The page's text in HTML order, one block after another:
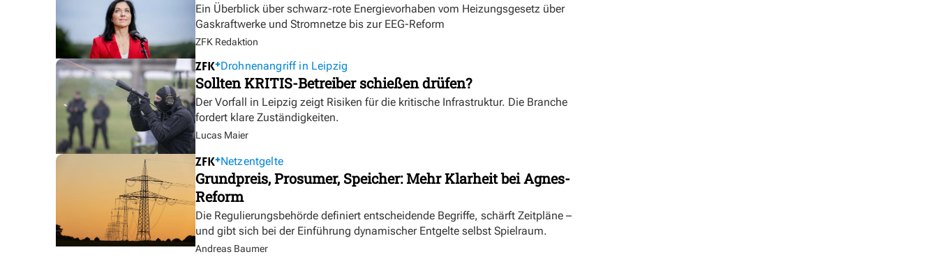
Ein Überblick über schwarz-rote Energievorhaben vom Heizungsgesetz über
Gaskraftwerke und Stromnetze bis zur EEG-Reform
ZFK Redaktion
Drohnenangriff in Leipzig
Sollten KRITIS-Betreiber schießen drüfen?
Der Vorfall in Leipzig zeigt Risiken für die kritische Infrastruktur. Die Branche
fordert klare Zuständigkeiten.
Lucas Maier
Netzentgelte
Grundpreis, Prosumer, Speicher: Mehr Klarheit bei Agnes-
Reform
Die Regulierungsbehörde definiert entscheidende Begriffe, schärft Zeitpläne –
und gibt sich bei der Einführung dynamischer Entgelte selbst Spielraum.
Andreas Baumer